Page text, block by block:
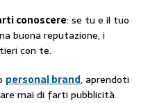
conoscere: se tu e il tuo
buona reputazione, i
con te.
personal brand, aprendoti
mai di farti pubblicità.